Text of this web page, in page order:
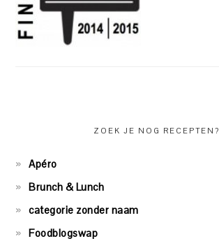
ZOEK JE NOG RECEPTEN?
Apéro
Brunch & Lunch
categorie zonder naam
Foodblogswap